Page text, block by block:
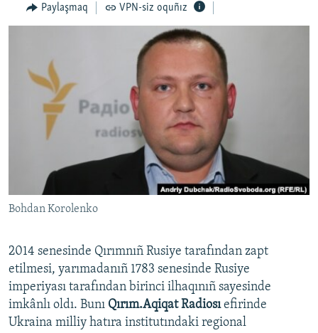
VİDEO
BLOGLAR
FİKİR
Русский
QOŞULIÑIZ!
RFE/RS bütün saytları
Paylaşmaq VPN-siz oquñız
Bohdan Korolenko
2014 senesinde Qırımnıñ Rusiye tarafından zapt
etilmesi, yarımadanıñ 1783 senesinde Rusiye
imperiyası tarafından birinci ilhaqınıñ sayesinde
imkânlı oldı. Bunı Qırım.Aqiqat Radiosıefirinde
Ukraina milliy hatıra institutındaki regional